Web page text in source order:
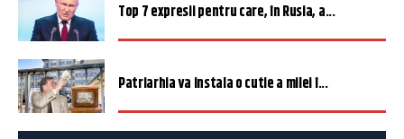
Top 7 expresii pentru care, în Rusia, a...
Patriarhia va instala o cutie a milei î...